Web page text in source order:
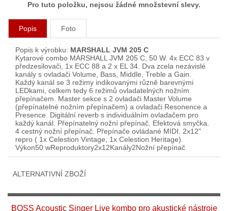
Pro tuto položku, nejsou žádné množstevní slevy.
Popis Foto
Popis k výrobku: MARSHALL JVM 205 C
Kytarové combo MARSHALL JVM 205 C, 50 W. 4x ECC 83 v
předzesilovači, 1x ECC 88 a 2 x EL 34. Dva zcela nezávislé
kanály s ovladači Volume, Bass, Middle, Treble a Gain.
Každý kanál se 3 režimy indikovanými různě barevnými
LEDkami, celkem tedy 6 režimů ovladatelných nožním
přepínačem. Master sekce s 2 ovladači Master Volume
(přepínatelné nožním přepínačem) a ovladači Resonence a
Presence. Digitální reverb s individuálním ovladačem pro
každý kanál. Přepínatelný nožní přepínač. Efektová smyčka.
4 cestný nožní přepínač. Přepínače ovládané MIDI. 2x12"
repro ( 1x Celestion Vintage, 1x Celestion Heritage).
Výkon50 wReproduktory2x12Kanály2Nožní přepínač
ALTERNATIVNÍ ZBOŽÍ
BOSS Acoustic Singer Live kombo pro akustické nástroje